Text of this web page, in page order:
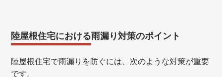
陸屋根住宅における雨漏り対策のポイント
陸屋根住宅で雨漏りを防ぐには、次のような対策が重要
です。